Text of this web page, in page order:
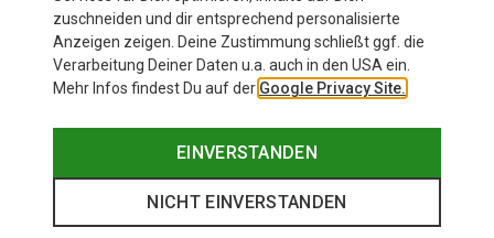
zuschneiden und dir entsprechend personalisierte
Anzeigen zeigen. Deine Zustimmung schließt ggf. die
Verarbeitung Deiner Daten u.a. auch in den USA ein.
Mehr Infos findest Du auf der Google Privacy Site.
EINVERSTANDEN
NICHT EINVERSTANDEN